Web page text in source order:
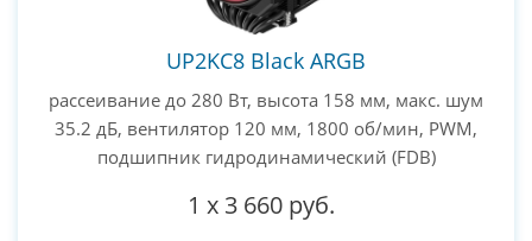
UP2KC8 Black ARGB
рассеивание до 280 Вт, высота 158 мм, макс. шум
35.2 дБ, вентилятор 120 мм, 1800 об/мин, PWM,
подшипник гидродинамический (FDB)
1 x 3 660 руб.